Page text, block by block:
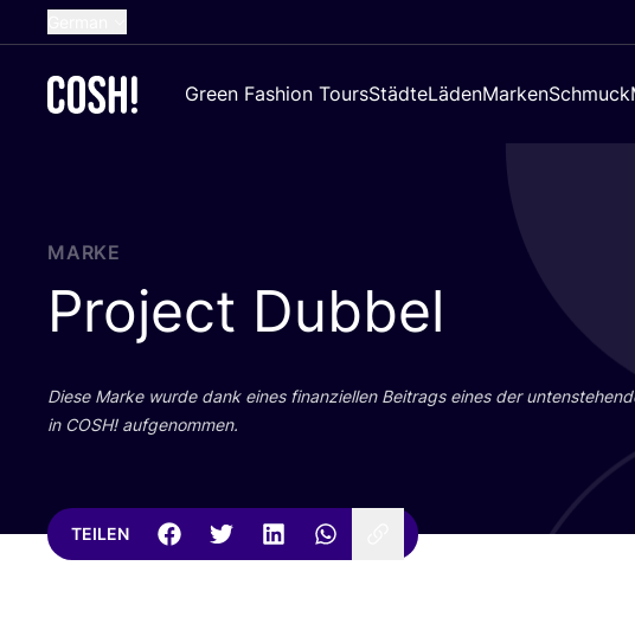
Dutch
Croatian
Green Fashion ToursStädteLädenMarkenSchmuck
MARKE
Project Dubbel
Die­se Mar­ke wur­de dank eines finan­zi­el­len Bei­trags eines der
in COSH! aufgenommen.
TEILEN